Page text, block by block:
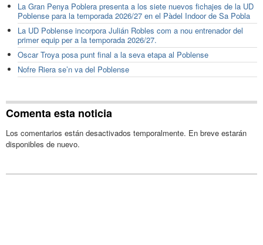
La Gran Penya Poblera presenta a los siete nuevos fichajes de la UD
Poblense para la temporada 2026/27 en el Pàdel Indoor de Sa Pobla
La UD Poblense incorpora Julián Robles com a nou entrenador del
primer equip per a la temporada 2026/27.
Oscar Troya posa punt final a la seva etapa al Poblense
Nofre Riera se’n va del Poblense
Comenta esta noticia
Los comentarios están desactivados temporalmente. En breve estarán
disponibles de nuevo.